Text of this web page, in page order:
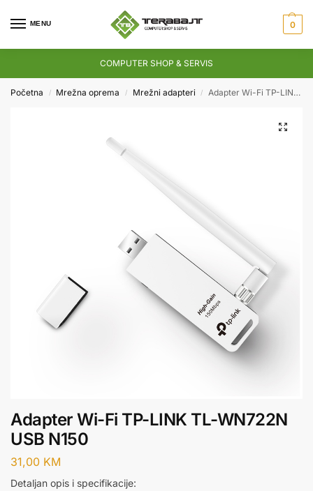
MENU 0
COMPUTER SHOP & SERVIS
Početna / Mrežna oprema / Mrežni adapteri / Adapter Wi-Fi TP-LINK TL-WN722N USB N150
Adapter Wi-Fi TP-LINK TL-WN722N
USB N150
31,00 KM
Detaljan opis i specifikacije: